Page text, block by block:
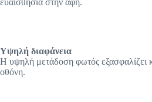
ευαισθησία στην αφή.
Υψηλή διαφάνεια
Η υψηλή μετάδοση φωτός εξασφαλίζει
οθόνη.